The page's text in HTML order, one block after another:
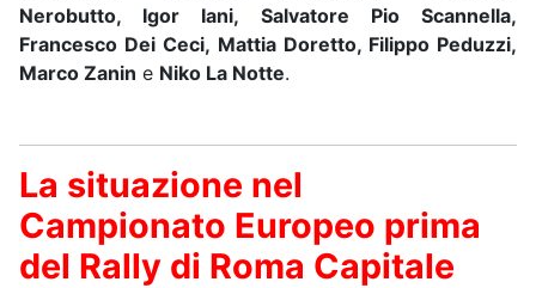
Nerobutto, Igor Iani, Salvatore Pio Scannella,
Francesco Dei Ceci, Mattia Doretto, Filippo Peduzzi,
Marco Zanin e Niko La Notte.
La situazione nel
Campionato Europeo prima
del Rally di Roma Capitale